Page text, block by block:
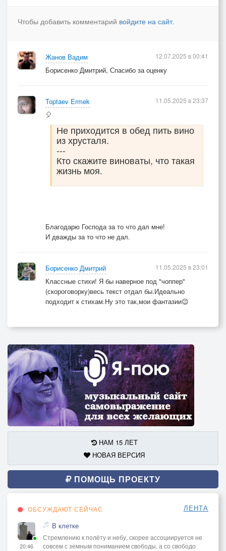
Что прекрасна жизнь идёт и я счастливо живу.
Покажите тех людей, кому деньги не нужны.
Если это в мире есть, я вам просто всем скажу,
Чтобы добавить комментарий войдите на сайт.
Жанов Вадим
Борисенко Дмитрий, Спасибо за оценку
12.07.2025 в 00:41
Toptaev Ermek
🎈
Не приходится в обед пить вино
из хрусталя.
---
Кто скажите виноваты, что такая
жизнь моя.
Благодарю Господа за то что дал мне!
И дважды за то что не дал.
11.05.2025 в 23:37
Борисенко Дмитрий
Классные стихи! Я бы наверное под "чоппер"
(скороговорку)весь текст отдал бы.Идеально
подходит к стихам.Ну это так,мои фантазии😉
11.05.2025 в 23:01
НАМ 15 ЛЕТ
НОВАЯ ВЕРСИЯ
ПОМОЩЬ ПРОЕКТУ
ОБСУЖДАЮТ СЕЙЧАС ЛЕНТА
20:46
В клетке
Стремлению к полёту и небу, скорее ассоциируется не
совсем с земным пониманием свободы, а со свободо